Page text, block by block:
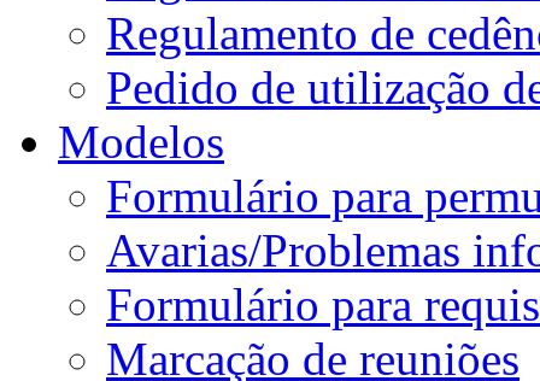
Regulamento de
Pedido de utilização
Modelos
Formulário para
Avarias/Problemas
Formulário para
Marcação de reuniões